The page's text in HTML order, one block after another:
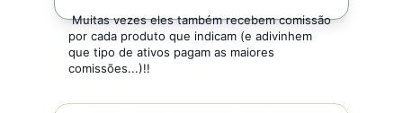
Muitas vezes eles também recebem comissão
por cada produto que indicam (e adivinhem
que tipo de ativos pagam as maiores
comissões...)!!